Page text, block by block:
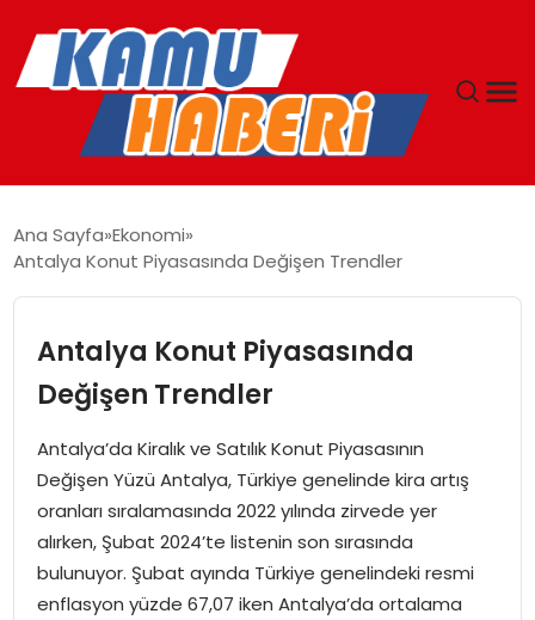
YAŞAM
GÜNCEL
MAGAZIN
EKONOMI
SPOR
TEKNOLOJI
Ana Sayfa Ekonomi
Antalya Konut Piyasasında Değişen Trendler
Antalya Konut Piyasasında
Değişen Trendler
Antalya’da Kiralık ve Satılık Konut Piyasasının
Değişen Yüzü Antalya, Türkiye genelinde kira artış
oranları sıralamasında 2022 yılında zirvede yer
alırken, Şubat 2024’te listenin son sırasında
bulunuyor. Şubat ayında Türkiye genelindeki resmi
enflasyon yüzde 67,07 iken Antalya’da ortalama